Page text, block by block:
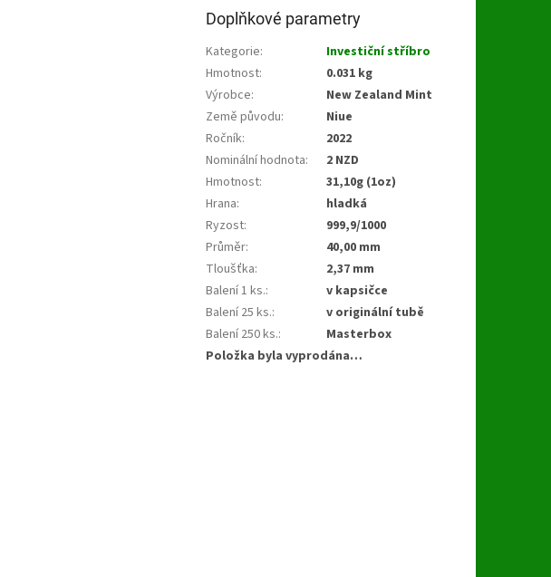
Doplňkové parametry
Kategorie:
Investiční stříbro
Hmotnost:
0.031 kg
Výrobce:
New Zealand Mint
Země původu:
Niue
Ročník:
2022
Nominální hodnota:
2 NZD
Hmotnost:
31,10g (1oz)
Hrana:
hladká
Ryzost:
999,9/1000
Průměr:
40,00 mm
Tloušťka:
2,37 mm
Balení 1 ks.:
v kapsičce
Balení 25 ks.:
v originální tubě
Balení 250 ks.:
Masterbox
Položka byla vyprodána…